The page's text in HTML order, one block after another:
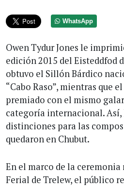
WhatsApp
Owen Tydur Jones le
edición 2015 del Eisteddfod
obtuvo el Sillón Bárdico
“Cabo Raso”, mientras que
premiado con el mismo
categoría internacional. Así,
distinciones para las
quedaron en Chubut.
En el marco de la
Ferial de Trelew, el público